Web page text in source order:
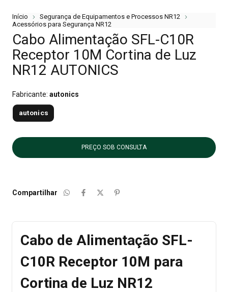
Início
Segurança de Equipamentos e Processos NR12
Acessórios para Segurança NR12
Cabo Alimentação SFL-C10R
Receptor 10M Cortina de Luz
NR12 AUTONICS
Fabricante: autonics
autonics
Compartilhar
Cabo de Alimentação SFL-
C10R Receptor 10M para
Cortina de Luz NR12